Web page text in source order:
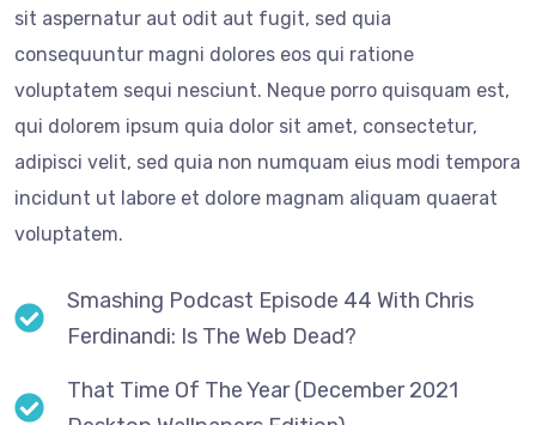
sit aspernatur aut odit aut fugit, sed quia
consequuntur magni dolores eos qui ratione
voluptatem sequi nesciunt. Neque porro quisquam est,
qui dolorem ipsum quia dolor sit amet, consectetur,
adipisci velit, sed quia non numquam eius modi tempora
incidunt ut labore et dolore magnam aliquam quaerat
voluptatem.
Smashing Podcast Episode 44 With Chris
Ferdinandi: Is The Web Dead?
That Time Of The Year (December 2021